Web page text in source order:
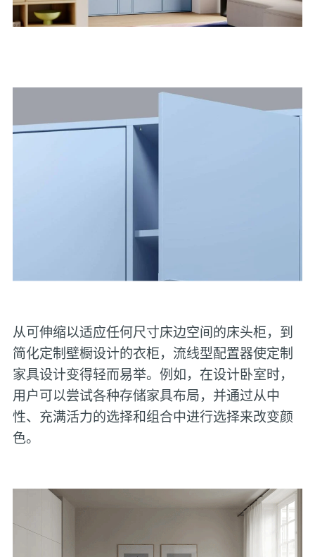
从可伸缩以适应任何尺寸床边空间的床头柜，到
简化定制壁橱设计的衣柜，流线型配置器使定制
家具设计变得轻而易举。例如，在设计卧室时，
用户可以尝试各种存储家具布局，并通过从中
性、充满活力的选择和组合中进行选择来改变颜
色。